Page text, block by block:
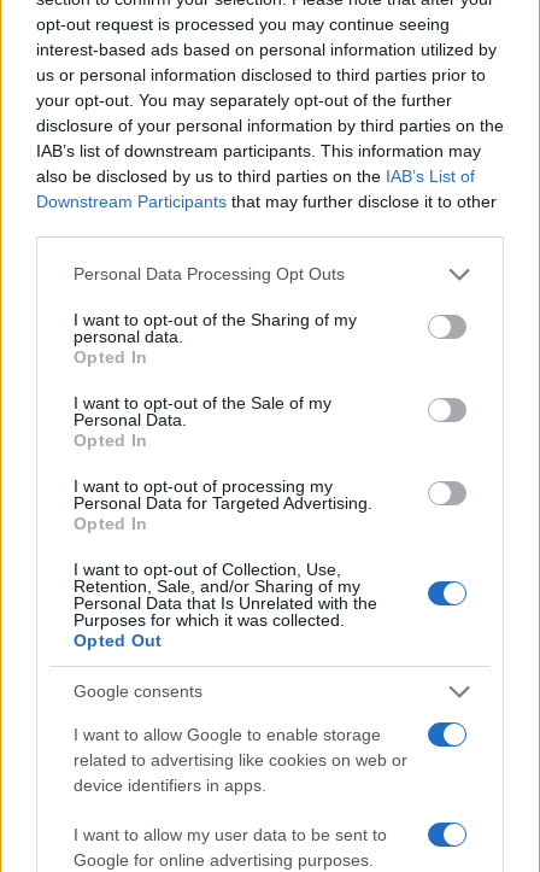
opt-out request is processed you may continue seeing
interest-based ads based on personal information utilized by
us or personal information disclosed to third parties prior to
your opt-out. You may separately opt-out of the further
disclosure of your personal information by third parties on the
IAB’s list of downstream participants. This information may
also be disclosed by us to third parties on the IAB’s List of
Downstream Participants that may further disclose it to other
Please note that this website/app uses one or more Google
not limited to your visit or usage behaviour. You may click to
grant or deny consent to Google and its third-party tags to
use your data for below specified purposes in below Google
consent section.
Personal Data Processing Opt Outs
I want to opt-out of the Sharing of my
personal data.
Opted In
I want to opt-out of the Sale of my
Personal Data.
Opted In
I want to opt-out of processing my
Personal Data for Targeted Advertising.
Opted In
I want to opt-out of Collection, Use,
Retention, Sale, and/or Sharing of my
Personal Data that Is Unrelated with the
Purposes for which it was collected.
Opted Out
Google consents
I want to allow Google to enable storage
related to advertising like cookies on web or
device identifiers in apps.
I want to allow my user data to be sent to
Google for online advertising purposes.
rallentato le attività, ma l’obiettivo è chiaro:
l’inaugurazione di una nuova, moderna cantina
prevista per la piena operatività estiva, capace di
ospitare al meglio le fasi produttive e i wine tours.
AUTORE
Alessandro Tassinari
Alessandro Tassinari, torinese con passaporto
dopo un incontro al Rifugio Garelli: oggi cura
storie di viaggio in chiave narrativa. In
l'attenzione al paesaggio e conserva un
taccuino logoro con mappe disegnate a